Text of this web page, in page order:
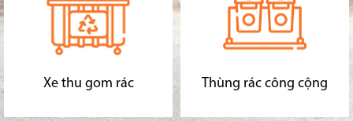
Xe thu gom rác Thùng rác công cộng